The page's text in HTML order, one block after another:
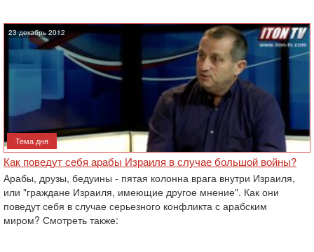
23 декабрь 2012
Тема дня
Как поведут себя арабы Израиля в случае большой войны?
Арабы, друзы, бедуины - пятая колонна врага внутри Израиля,
или "граждане Израиля, имеющие другое мнение". Как они
поведут себя в случае серьезного конфликта с арабским
миром? Смотреть также: